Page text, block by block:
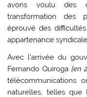
avons voulu des
transformation des
éprouvé des
appartenance
Avec l’arrivée du
Fernando Quiroga [en
télécommunications
naturelles, telles